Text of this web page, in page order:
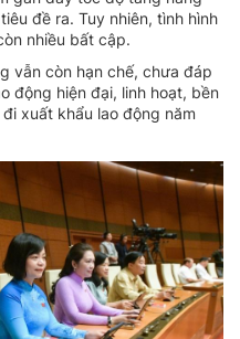
đề ra. Tuy nhiên, tình hình
nhiều bất cập.
vẫn còn hạn chế, chưa đáp
động hiện đại, linh hoạt, bền
xuất khẩu lao động năm